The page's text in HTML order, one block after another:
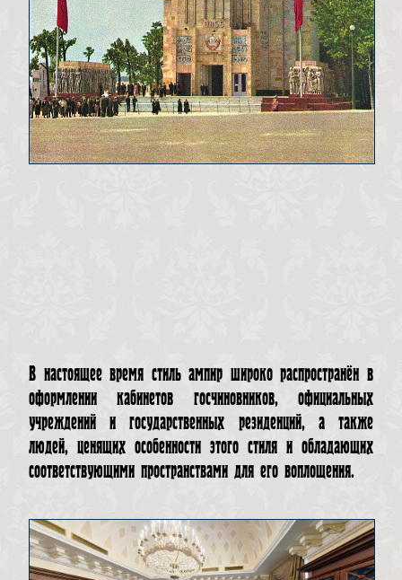
В настоящее время стиль ампир широко распространён в
оформлении кабинетов госчиновников, официальных
учреждений и государственных резиденций, а также
людей, ценящих особенности этого стиля и обладающих
соответствующими пространствами для его воплощения.